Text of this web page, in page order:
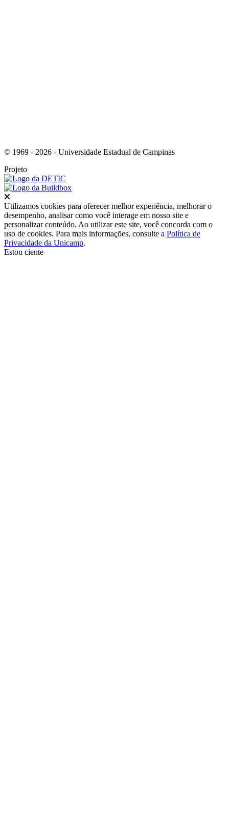
© 1969 - 2026 - Universidade Estadual de Campinas
Projeto
Utilizamos cookies para oferecer melhor experiência, melhorar o
desempenho, analisar como você interage em nosso site e
personalizar conteúdo. Ao utilizar este site, você concorda com o
uso de cookies. Para mais informações, consulte a Política de
Privacidade da Unicamp.
Estou ciente